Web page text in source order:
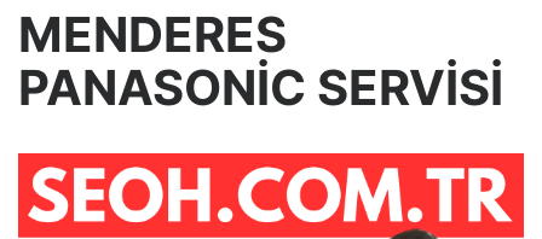
MENDERES
PANASONİC SERVİSİ